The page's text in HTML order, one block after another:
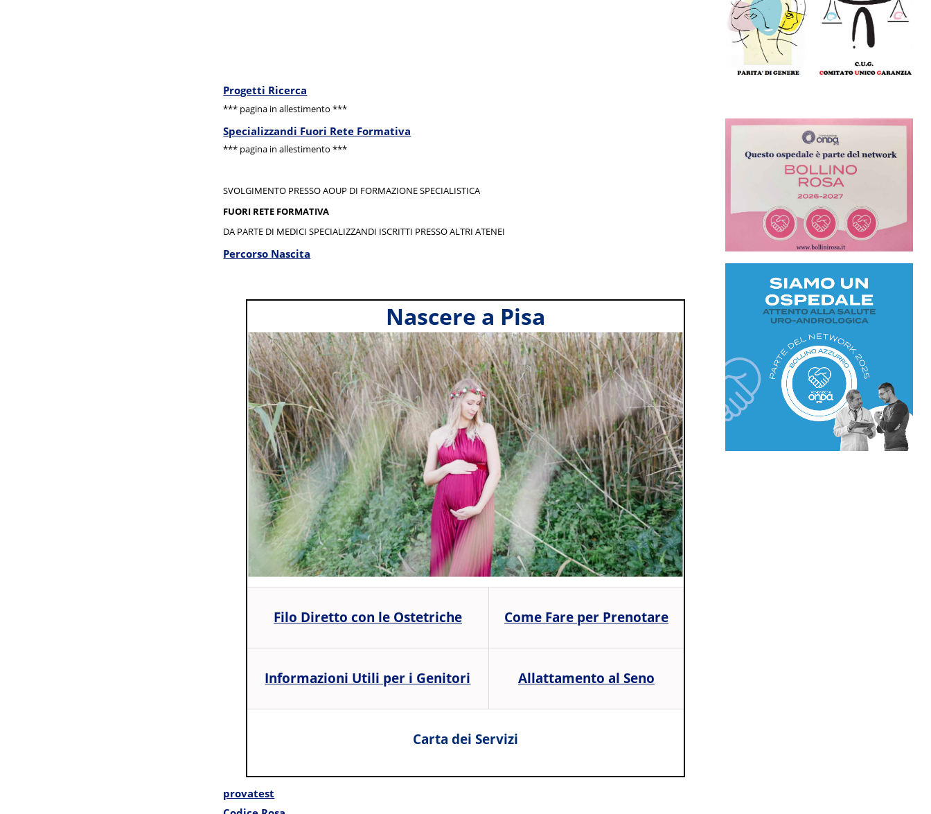
Progetti Ricerca
*** pagina in allestimento ***
Specializzandi Fuori Rete Formativa
*** pagina in allestimento ***
SVOLGIMENTO PRESSO AOUP DI FORMAZIONE SPECIALISTICA
FUORI RETE FORMATIVA
DA PARTE DI MEDICI SPECIALIZZANDI ISCRITTI PRESSO ALTRI ATENEI
Percorso Nascita
Nascere a Pisa
Filo Diretto con le Ostetriche Come Fare per Prenotare
Informazioni Utili per i Genitori Allattamento al Seno
Carta dei Servizi
provatest